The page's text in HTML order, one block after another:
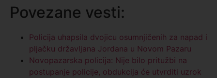
Povezane vesti:
Policija uhapsila dvojicu osumnjičenih za napad i
pljačku državljana Jordana u Novom Pazaru
Novopazarska policija: Nije bilo pritužbi na
postupanje policije, obdukcija će utvrditi uzrok